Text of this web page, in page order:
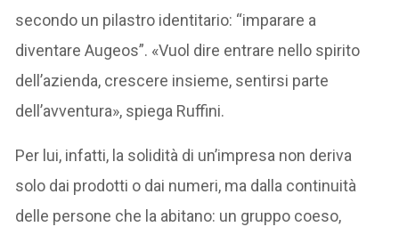
secondo un pilastro identitario: “imparare a
diventare Augeos”. «Vuol dire entrare nello spirito
dell’azienda, crescere insieme, sentirsi parte
dell’avventura», spiega Ruffini.
Per lui, infatti, la solidità di un’impresa non deriva
solo dai prodotti o dai numeri, ma dalla continuità
delle persone che la abitano: un gruppo coeso,